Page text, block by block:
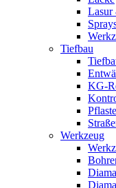
Lasur
Tiefbau
KG-
Werkzeug